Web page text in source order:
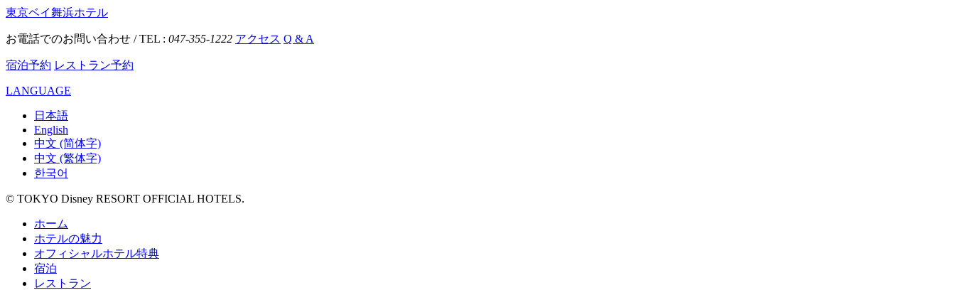
東京ベイ舞浜ホテル
お電話でのお問い合わせ / TEL : 047-355-1222 アクセス Q & A
宿泊予約 レストラン予約
LANGUAGE
日本語
English
中文 (简体字)
中文 (繁体字)
한국어
© TOKYO Disney RESORT OFFICIAL HOTELS.
ホーム
ホテルの魅力
オフィシャルホテル特典
宿泊
レストラン